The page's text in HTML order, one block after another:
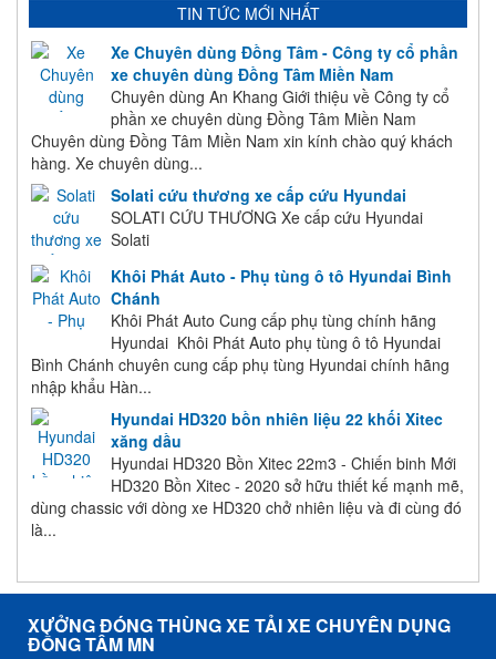
TIN TỨC MỚI NHẤT
Xe Chuyên dùng Đồng Tâm - Công ty cổ phần
xe chuyên dùng Đồng Tâm Miền Nam
Chuyên dùng An Khang Giới thiệu về Công ty cổ
phần xe chuyên dùng Đồng Tâm Miền Nam
Chuyên dùng Đồng Tâm Miền Nam xin kính chào quý khách
hàng. Xe chuyên dùng...
Solati cứu thương xe cấp cứu Hyundai
SOLATI CỨU THƯƠNG Xe cấp cứu Hyundai
Solati
Khôi Phát Auto - Phụ tùng ô tô Hyundai Bình
Chánh
Khôi Phát Auto Cung cấp phụ tùng chính hãng
Hyundai Khôi Phát Auto phụ tùng ô tô Hyundai
Bình Chánh chuyên cung cấp phụ tùng Hyundai chính hãng
nhập khẩu Hàn...
Hyundai HD320 bồn nhiên liệu 22 khối Xitec
xăng dầu
Hyundai HD320 Bồn Xitec 22m3 - Chiến binh Mới
HD320 Bồn Xitec - 2020 sở hữu thiết kế mạnh mẽ,
dùng chassic với dòng xe HD320 chở nhiên liệu và đi cùng đó
là...
XƯỞNG ĐÓNG THÙNG XE TẢI XE CHUYÊN DỤNG
ĐỒNG TÂM MN